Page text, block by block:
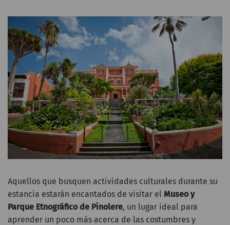
Aquellos que busquen actividades culturales durante su
estancia estarán encantados de visitar el Museo y
Parque Etnográfico de Pinolere, un lugar ideal para
aprender un poco más acerca de las costumbres y